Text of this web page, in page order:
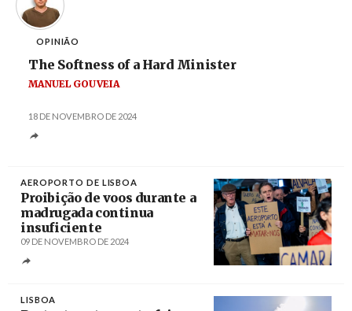
OPINIÃO
The Softness of a Hard Minister
MANUEL GOUVEIA
18 DE NOVEMBRO DE 2024
AEROPORTO DE LISBOA
Proibição de voos durante a
madrugada continua
insuficiente
09 DE NOVEMBRO DE 2024
LISBOA